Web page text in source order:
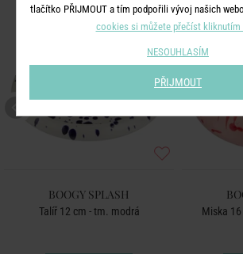
BOOGY SPLASH
Talíř 12 cm - tm. modrá Miska
tlačítko PŘIJMOUT a tím podpořili vývoj našich
cookies si můžete přečíst kliknutím
NESOUHLASÍM
PŘIJMOUT